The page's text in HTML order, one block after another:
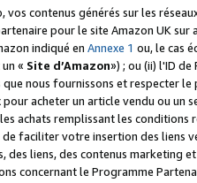
contenus générés sur les
pour le site Amazon UK
indiqué en Annexe 1 ou, le cas
« Site d’Amazon») ; ou (ii) l'ID de
nous fournissons et respecter le
acheter un article vendu ou
achats remplissant les conditions
de faciliter votre insertion des liens
des liens, des contenus
concernant le Programme